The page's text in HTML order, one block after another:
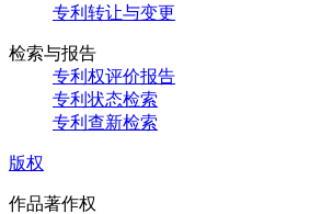
专利转让与变更
检索与报告
专利权评价报告
专利状态检索
专利查新检索
版权
作品著作权